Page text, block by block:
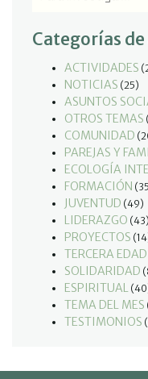
Categorías
ACTIVIDADES
NOTICIAS (25)
ASUNTOS
OTROS TEMAS
COMUNIDAD
PAREJAS Y
ECOLOGÍA
FORMACIÓN
JUVENTUD (49)
LIDERAZGO (43)
PROYECTOS
TERCERA EDAD
SOLIDARIDAD
ESPIRITUAL
TEMA DEL MES
TESTIMONIOS